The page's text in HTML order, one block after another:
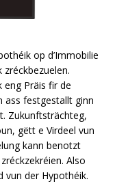
op d’Immobilie
eng Präis fir de
ass festgestallt ginn
Zukunftsträchteg,
gëtt e Virdeel vun
kann benotzt
Also
vun der Hypothéik.